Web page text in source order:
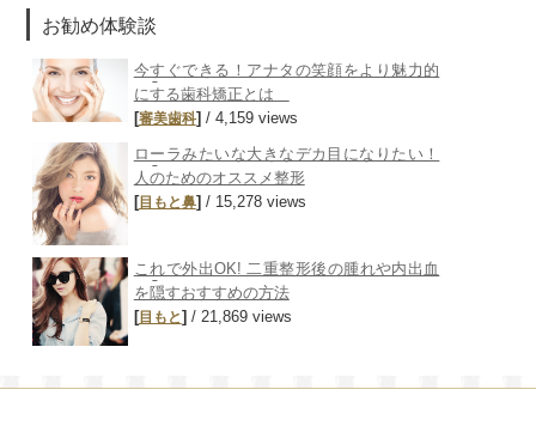
お勧め体験談
今すぐできる！アナタの笑顔をより魅力的
にする歯科矯正とは
[審美歯科]/ 4,159 views
ローラみたいな大きなデカ目になりたい！
人のためのオススメ整形
[目もと鼻]/ 15,278 views
これで外出OK! 二重整形後の腫れや内出血
を隠すおすすめの方法
[目もと]/ 21,869 views